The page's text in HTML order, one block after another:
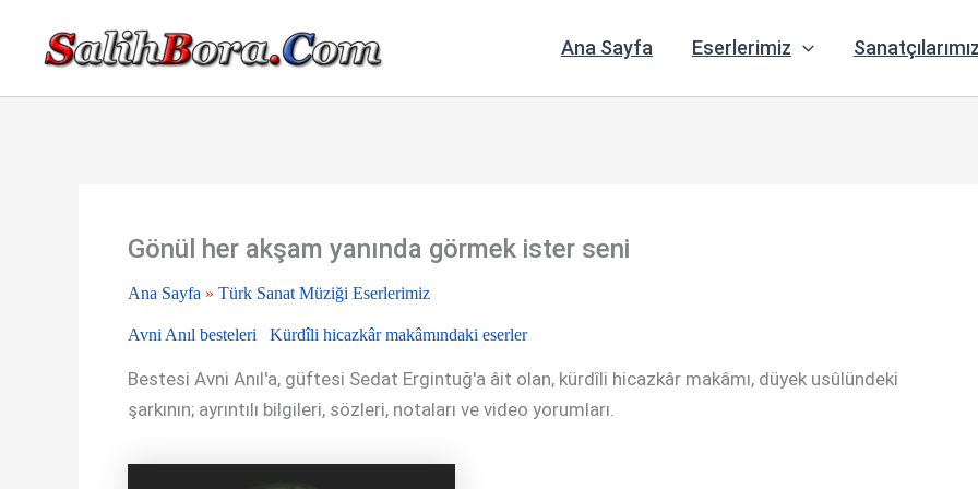
Ana Sayfa Eserlerimiz Sanatçılarımız
Gönül her akşam yanında görmek ister seni
Ana Sayfa » Türk Sanat Müziği Eserlerimiz
Avni Anıl besteleri Kürdîli hicazkâr makâmındaki eserler
Bestesi Avni Anıl'a, güftesi Sedat Ergintuğ'a âit olan, kürdîli hicazkâr makâmı, düyek usûlündeki
şarkının; ayrıntılı bilgileri, sözleri, notaları ve video yorumları.